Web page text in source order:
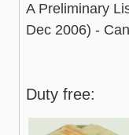
A Preliminary
Dec 2006) -
Duty free: